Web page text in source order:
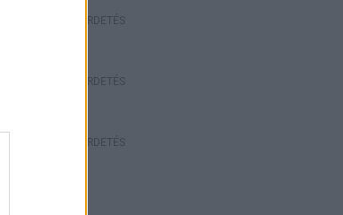
HIRDETÉS
HIRDETÉS
HIRDETÉS